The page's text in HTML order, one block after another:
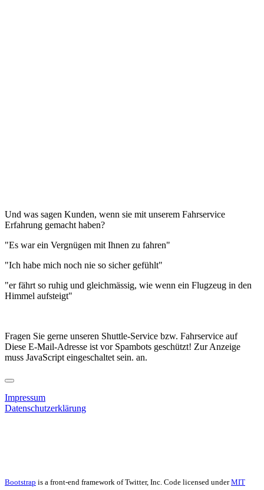
Und was sagen Kunden, wenn sie mit unserem Fahrservice
Erfahrung gemacht haben?
"Es war ein Vergnügen mit Ihnen zu fahren"
"Ich habe mich noch nie so sicher gefühlt"
"er fährt so ruhig und gleichmässig, wie wenn ein Flugzeug in den
Himmel aufsteigt"
Fragen Sie gerne unseren Shuttle-Service bzw. Fahrservice auf
Diese E-Mail-Adresse ist vor Spambots geschützt! Zur Anzeige
muss JavaScript eingeschaltet sein. an.
Impressum
Datenschutzerklärung
Bootstrap is a front-end framework of Twitter, Inc. Code licensed underMIT